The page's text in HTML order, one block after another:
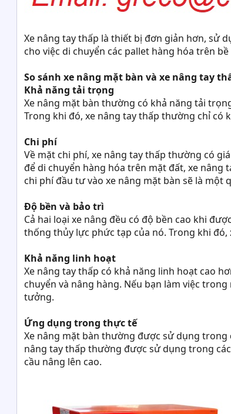
Xe nâng tay thấp là thiết bị đơn giản hơn, sử
cho việc di chuyển các pallet hàng hóa trên
So sánh xe nâng mặt bàn và xe nâng tay
Khả năng tải trọng
Xe nâng mặt bàn thường có khả năng tải
Trong khi đó, xe nâng tay thấp thường chỉ có
Chi phí
Về mặt chi phí, xe nâng tay thấp thường có
để di chuyển hàng hóa trên mặt đất, xe nâng
chi phí đầu tư vào xe nâng mặt bàn sẽ là một
Độ bền và bảo trì
Cả hai loại xe nâng đều có độ bền cao khi
thống thủy lực phức tạp của nó. Trong khi
Khả năng linh hoạt
Xe nâng tay thấp có khả năng linh hoạt cao
chuyển và nâng hàng. Nếu bạn làm việc
tưởng.
Ứng dụng trong thực tế
Xe nâng mặt bàn thường được sử dụng trong
nâng tay thấp thường được sử dụng trong
cầu nâng lên cao.